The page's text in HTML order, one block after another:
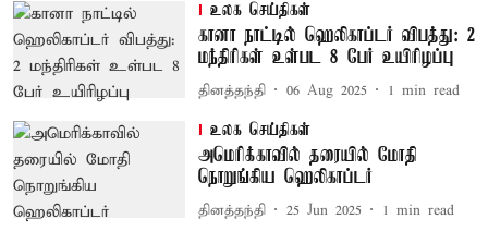
உலக செய்திகள்
கானா நாட்டில் ஹெலிகாப்டர் விபத்து: 2
மந்திரிகள் உள்பட 8 பேர் உயிரிழப்பு
தினத்தந்தி 06 Aug 2025 1 min read
உலக செய்திகள்
அமெரிக்காவில் தரையில் மோதி
நொறுங்கிய ஹெலிகாப்டர்
தினத்தந்தி 25 Jun 2025 1 min read